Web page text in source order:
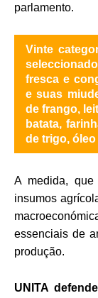
parlamento.
Vinte
fresca e
e suas
de frango,
batata,
de trigo,
A medida,
insumos
essenciais de
produção.
UNITA